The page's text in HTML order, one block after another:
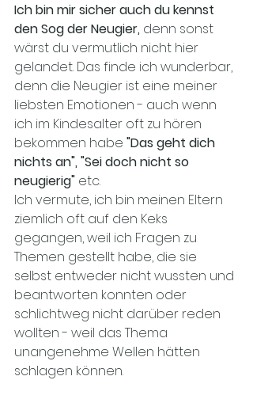
Ich bin mir sicher auch du kennst
den Sog der Neugier, denn sonst
wärst du vermutlich nicht hier
gelandet. Das finde ich wunderbar,
denn die Neugier ist eine meiner
liebsten Emotionen - auch wenn
ich im Kindesalter oft zu hören
bekommen habe "Das geht dich
nichts an", "Sei doch nicht so
neugierig" etc.
Ich vermute, ich bin meinen Eltern
ziemlich oft auf den Keks
gegangen, weil ich Fragen zu
Themen gestellt habe, die sie
selbst entweder nicht wussten und
beantworten konnten oder
schlichtweg nicht darüber reden
wollten - weil das Thema
unangenehme Wellen hätten
schlagen können.